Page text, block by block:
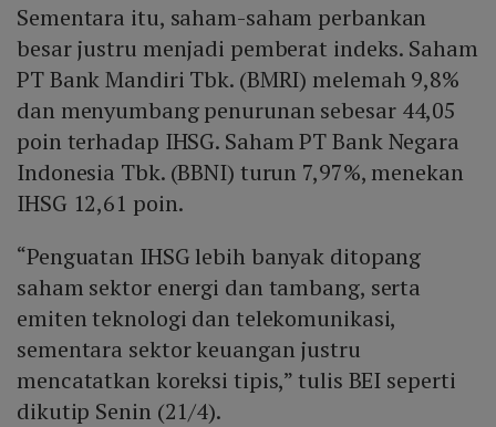
Sementara itu, saham-saham perbankan
besar justru menjadi pemberat indeks. Saham
PT Bank Mandiri Tbk. (BMRI) melemah 9,8%
dan menyumbang penurunan sebesar 44,05
poin terhadap IHSG. Saham PT Bank Negara
Indonesia Tbk. (BBNI) turun 7,97%, menekan
IHSG 12,61 poin.
“Penguatan IHSG lebih banyak ditopang
saham sektor energi dan tambang, serta
emiten teknologi dan telekomunikasi,
sementara sektor keuangan justru
mencatatkan koreksi tipis,” tulis BEI seperti
dikutip Senin (21/4).